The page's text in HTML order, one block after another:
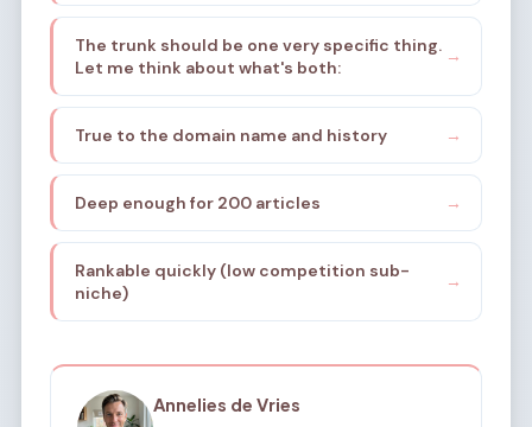
motherhood.
sub-sub-niche. The brief mentions:
structure, organization, stress reduction
for mothers, list-mentality, systematic
approach.
The trunk should be one very specific thing.
Let me think about what's both:
→
True to the domain name and history →
Deep enough for 200 articles →
Rankable quickly (low competition sub-
niche)
→
Annelies de Vries